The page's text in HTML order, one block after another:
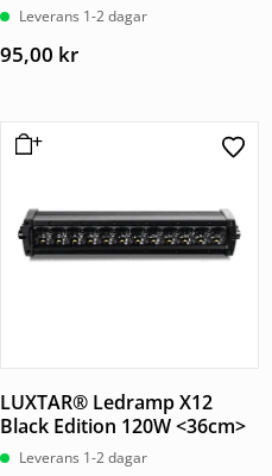
Leverans 1-2 dagar
95,00 kr
LUXTAR® Ledramp X12
Black Edition 120W <36cm>
Leverans 1-2 dagar